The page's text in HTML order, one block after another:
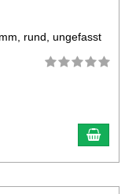
rund, ungefasst